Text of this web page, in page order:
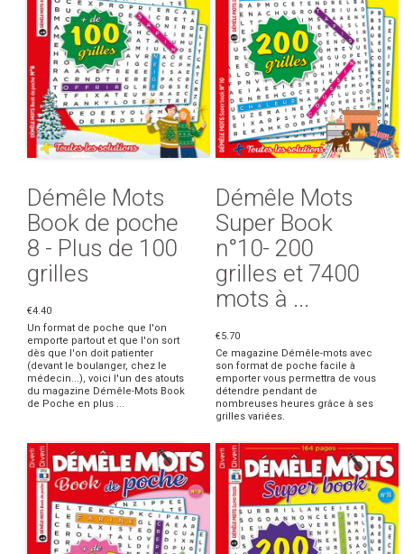
Démêle Mots
Book de poche
8 - Plus de 100
grilles
€4.40
Un format de poche que l'on
emporte partout et que l'on sort
dès que l'on doit patienter
(devant le boulanger, chez le
médecin...), voici l'un des atouts
du magazine Démêle-Mots Book
de Poche en plus ...
Démêle Mots
Super Book
n°10- 200
grilles et 7400
mots à ...
€5.70
Ce magazine Démêle-mots avec
son format de poche facile à
emporter vous permettra de vous
détendre pendant de
nombreuses heures grâce à ses
grilles variées.